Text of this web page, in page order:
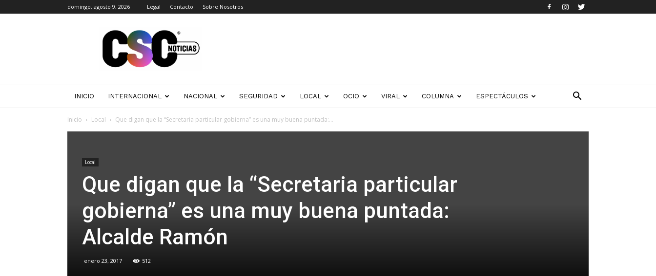
domingo, agosto 9, 2026 Legal Contacto Sobre Nosotros
Noticias
INICIO INTERNACIONAL NACIONAL SEGURIDAD LOCAL OCIO VIRAL COLUMNA ESPECTÁCULOS
Inicio Local Que digan que la “Secretaria particular gobierna” es una muy buena puntada:...
Local
Que digan que la “Secretaria particular
gobierna” es una muy buena puntada:
Alcalde Ramón
enero 23, 2017 512